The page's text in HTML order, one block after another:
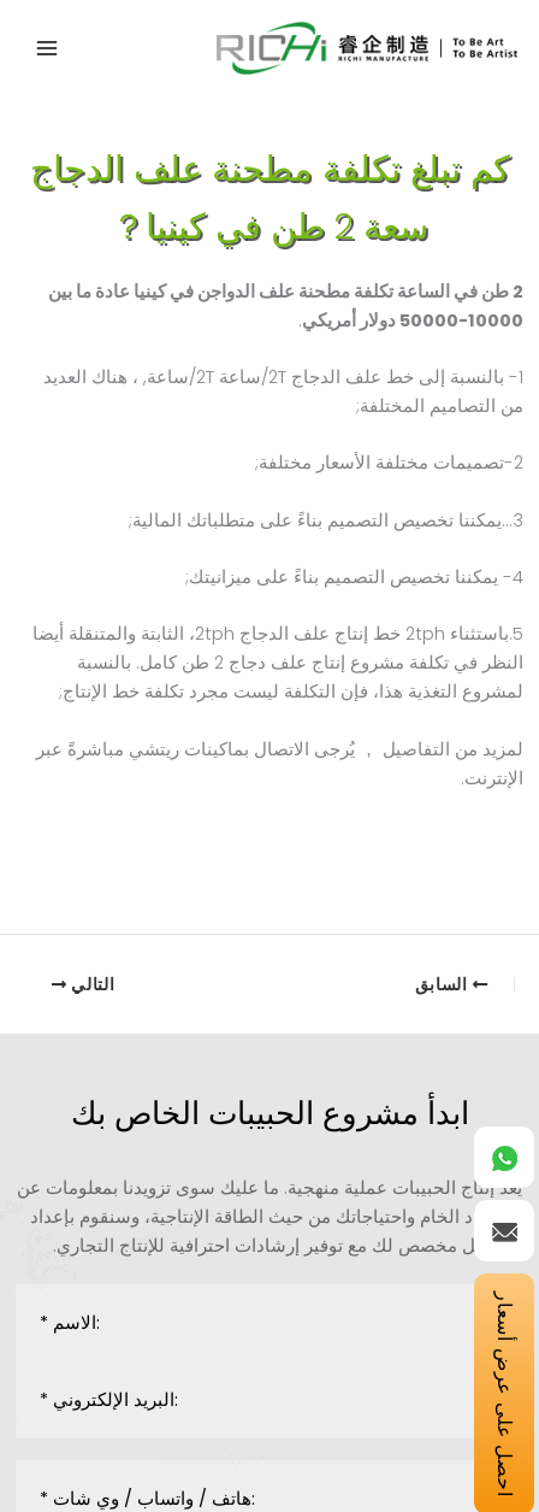
كم تبلغ تكلفة مطحنة علف الدجاج
سعة 2 طن في كينيا？
2 طن في الساعة تكلفة مطحنة علف الدواجن في كينيا
عادة ما بين
10000-50000 دولار أمريكي
.
1- بالنسبة إلى خط علف الدجاج 2T/ساعة 2T/ساعة
, ، هناك العديد
من التصاميم المختلفة;
2-تصميمات مختلفة الأسعار مختلفة;
3...يمكننا تخصيص التصميم بناءً على متطلباتك المالية;
4- يمكننا تخصيص التصميم بناءً على ميزانيتك;
5.باستثناء 2tph خط إنتاج علف الدجاج 2tph، الثابتة والمتنقلة أيضا
النظر فيتكلفة مشروع إنتاج علف دجاج 2 طن كامل
. بالنسبة
لمشروع التغذية هذا، فإن التكلفة ليست مجرد تكلفة خط الإنتاج;
لمزيد من التفاصيل ， يُرجى الاتصال بماكينات ريتشي مباشرةً عبر
الإنترنت.
السابق التالي
ابدأ مشروع الحبيبات الخاص بك
يُعد إنتاج الحبيبات عملية منهجية. ما عليك سوى تزويدنا بمعلومات عن
المواد الخام واحتياجاتك من حيث الطاقة الإنتاجية، وسنقوم بإعداد
حل مخصص لك مع توفير إرشادات احترافية للإنتاج التجاري.
* الاسم:
* البريد الإلكتروني:
* هاتف / واتساب / وي شات:
احصل على عرض أسعار